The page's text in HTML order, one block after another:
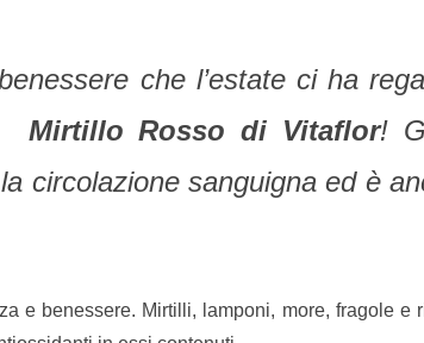
che l’estate ci ha
Mirtillo Rosso di Vitaflor!
circolazione sanguigna ed è
e benessere. Mirtilli, lamponi, more, fragole e